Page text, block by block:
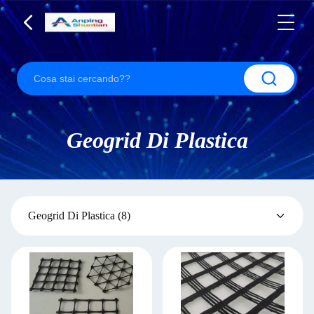
Geogrid Di Plastica
Geogrid Di Plastica (8)